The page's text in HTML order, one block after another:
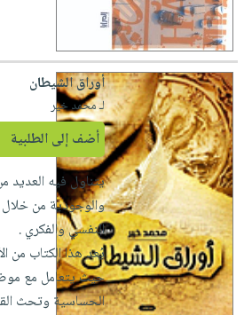
أوراق الشيطان
لـ محمد خير
أضف إلى الطلبية
يتناول فيه العديد
والوجودية من
النفسي والفكري .
يُعد هذا الكتاب من
حيث يتعامل مع
الحساسية وتحث